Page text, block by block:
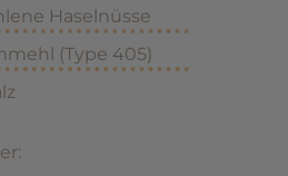
Haselnüsse
(Type 405)